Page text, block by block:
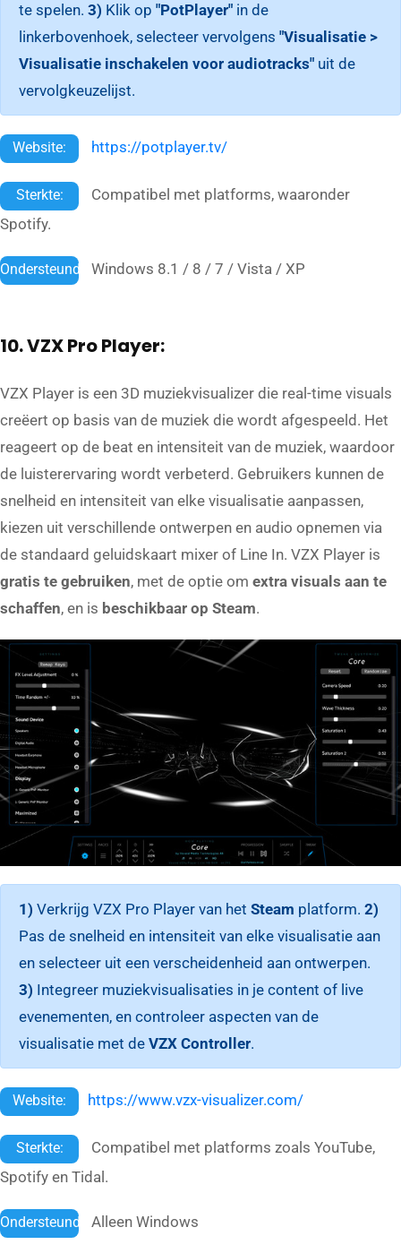
te spelen. 3) Klik op "PotPlayer" in de
linkerbovenhoek, selecteer vervolgens "Visualisatie >
Visualisatie inschakelen voor audiotracks" uit de
vervolgkeuzelijst.
Website: https://potplayer.tv/
Sterkte:
Compatibel met platforms, waaronder
Spotify.
Ondersteund: Windows 8.1 / 8 / 7 / Vista / XP
10. VZX Pro Player:
VZX Player is een 3D muziekvisualizer die real-time visuals
creëert op basis van de muziek die wordt afgespeeld. Het
reageert op de beat en intensiteit van de muziek, waardoor
de luisterervaring wordt verbeterd. Gebruikers kunnen de
snelheid en intensiteit van elke visualisatie aanpassen,
kiezen uit verschillende ontwerpen en audio opnemen via
de standaard geluidskaart mixer of Line In. VZX Player is
gratis te gebruiken, met de optie om extra visuals aan te
schaffen, en is beschikbaar op Steam.
1) Verkrijg VZX Pro Player van het Steam platform. 2)
Pas de snelheid en intensiteit van elke visualisatie aan
en selecteer uit een verscheidenheid aan ontwerpen.
3) Integreer muziekvisualisaties in je content of live
evenementen, en controleer aspecten van de
visualisatie met de VZX Controller.
Website: https://www.vzx-visualizer.com/
Sterkte:
Compatibel met platforms zoals YouTube,
Spotify en Tidal.
Ondersteund: Alleen Windows